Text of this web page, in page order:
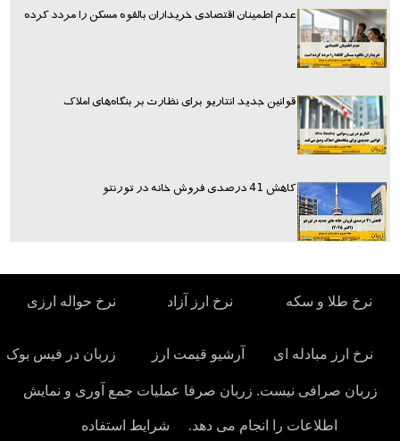
عدم اطمینان اقتصادی خریداران بالقوه مسکن را مردد کرده
قوانین جدید انتاریو برای نظارت بر بنگاه‌های املاک
کاهش 41 درصدی فروش خانه در تورنتو
نرخ طلا و سکه نرخ ارز آزاد نرخ حواله ارزی
نرخ ارز مبادله ای آرشیو قیمت ارز زربان در فیس بوک
زربان صرافی نیست. زربان صرفا عملیات جمع آوری و نمایش
اطلاعات را انجام می دهد. شرایط استفاده